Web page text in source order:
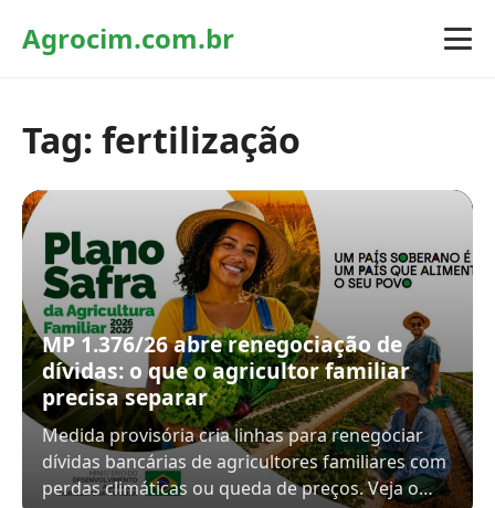
Agrocim.com.br
Tag: fertilização
MP 1.376/26 abre renegociação de
dívidas: o que o agricultor familiar
precisa separar
Medida provisória cria linhas para renegociar
dívidas bancárias de agricultores familiares com
perdas climáticas ou queda de preços. Veja o…